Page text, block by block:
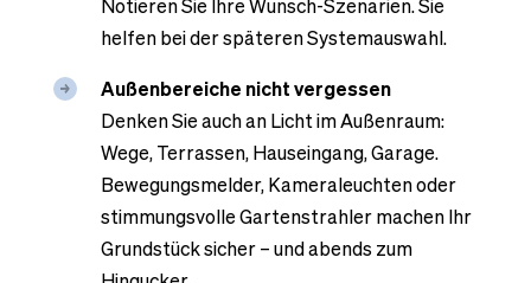
Notieren Sie Ihre Wunsch-Szenarien. Sie
helfen bei der späteren Systemauswahl.
Außenbereiche nicht vergessen
Denken Sie auch an Licht im Außenraum:
Wege, Terrassen, Hauseingang, Garage.
Bewegungsmelder, Kameraleuchten oder
stimmungsvolle Gartenstrahler machen Ihr
Grundstück sicher – und abends zum